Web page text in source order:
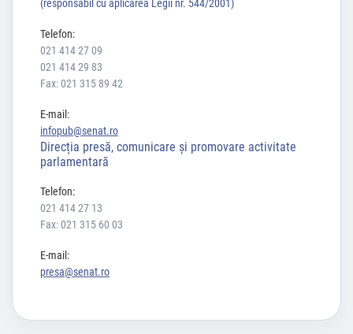
(responsabil cu aplicarea Legii nr. 544/2001)
Telefon:
021 414 27 09
021 414 29 83
Fax: 021 315 89 42
E-mail:
infopub@senat.ro
Direcția presă, comunicare și promovare activitate
parlamentară
Telefon:
021 414 27 13
Fax: 021 315 60 03
E-mail:
presa@senat.ro